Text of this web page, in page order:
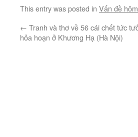
This entry was posted in Vấn đề
← Tranh và thơ về 56 cái chết tức
hỏa hoạn ở Khương Hạ (Hà Nội)